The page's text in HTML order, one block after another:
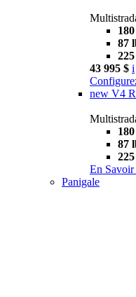
87
43 995 $ i
new V4
87
En Savoir
Panigale